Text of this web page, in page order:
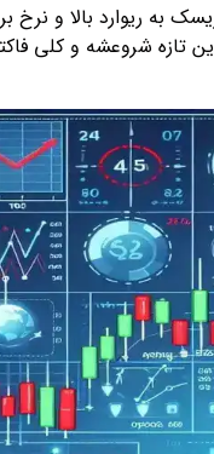
ریوارد بالا و نرخ
تازه شروعشه و کلی